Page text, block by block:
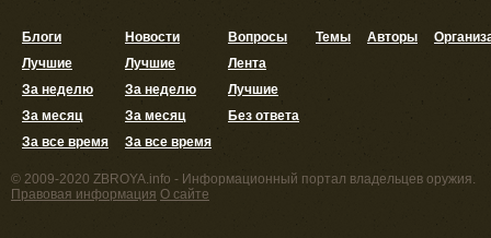
Блоги
Лучшие
За неделю
За месяц
За все время
Новости
Лучшие
За неделю
За месяц
За все время
Вопросы
Лента
Лучшие
Без ответа
Темы Авторы
© 2009-2020 ZBROYA.info - Информационный портал владельцев оружия.
Правовая информация О сайте